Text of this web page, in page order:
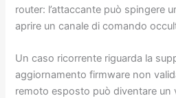
router: l’attaccante può spingere
aprire un canale di comando
Un caso ricorrente riguarda la
aggiornamento firmware non
remoto esposto può diventare un